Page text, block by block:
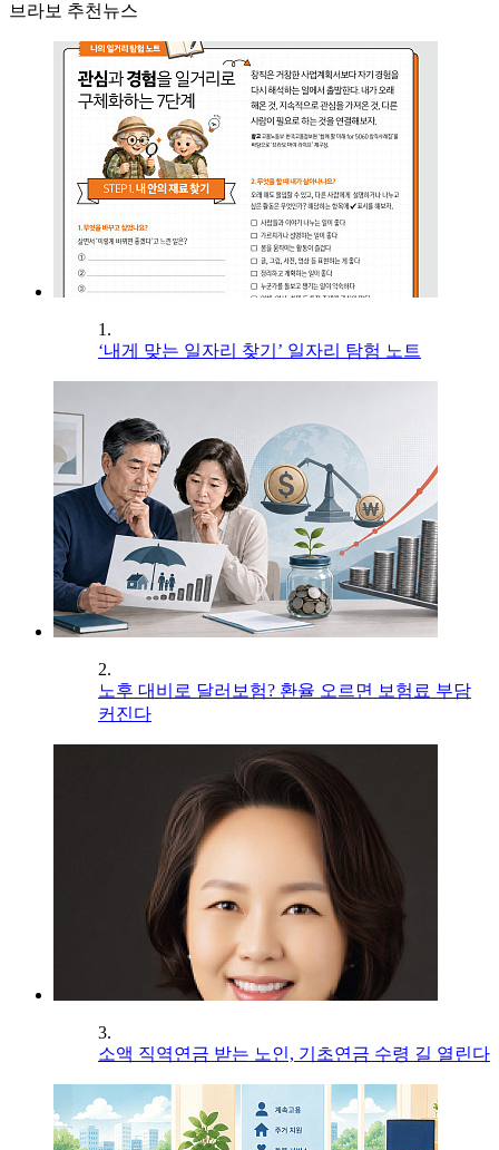
브라보 추천뉴스
1.
‘내게 맞는 일자리 찾기’ 일자리 탐험 노트
2.
노후 대비로 달러보험? 환율 오르면 보험료 부담
커진다
3.
소액 직역연금 받는 노인, 기초연금 수령 길 열린다